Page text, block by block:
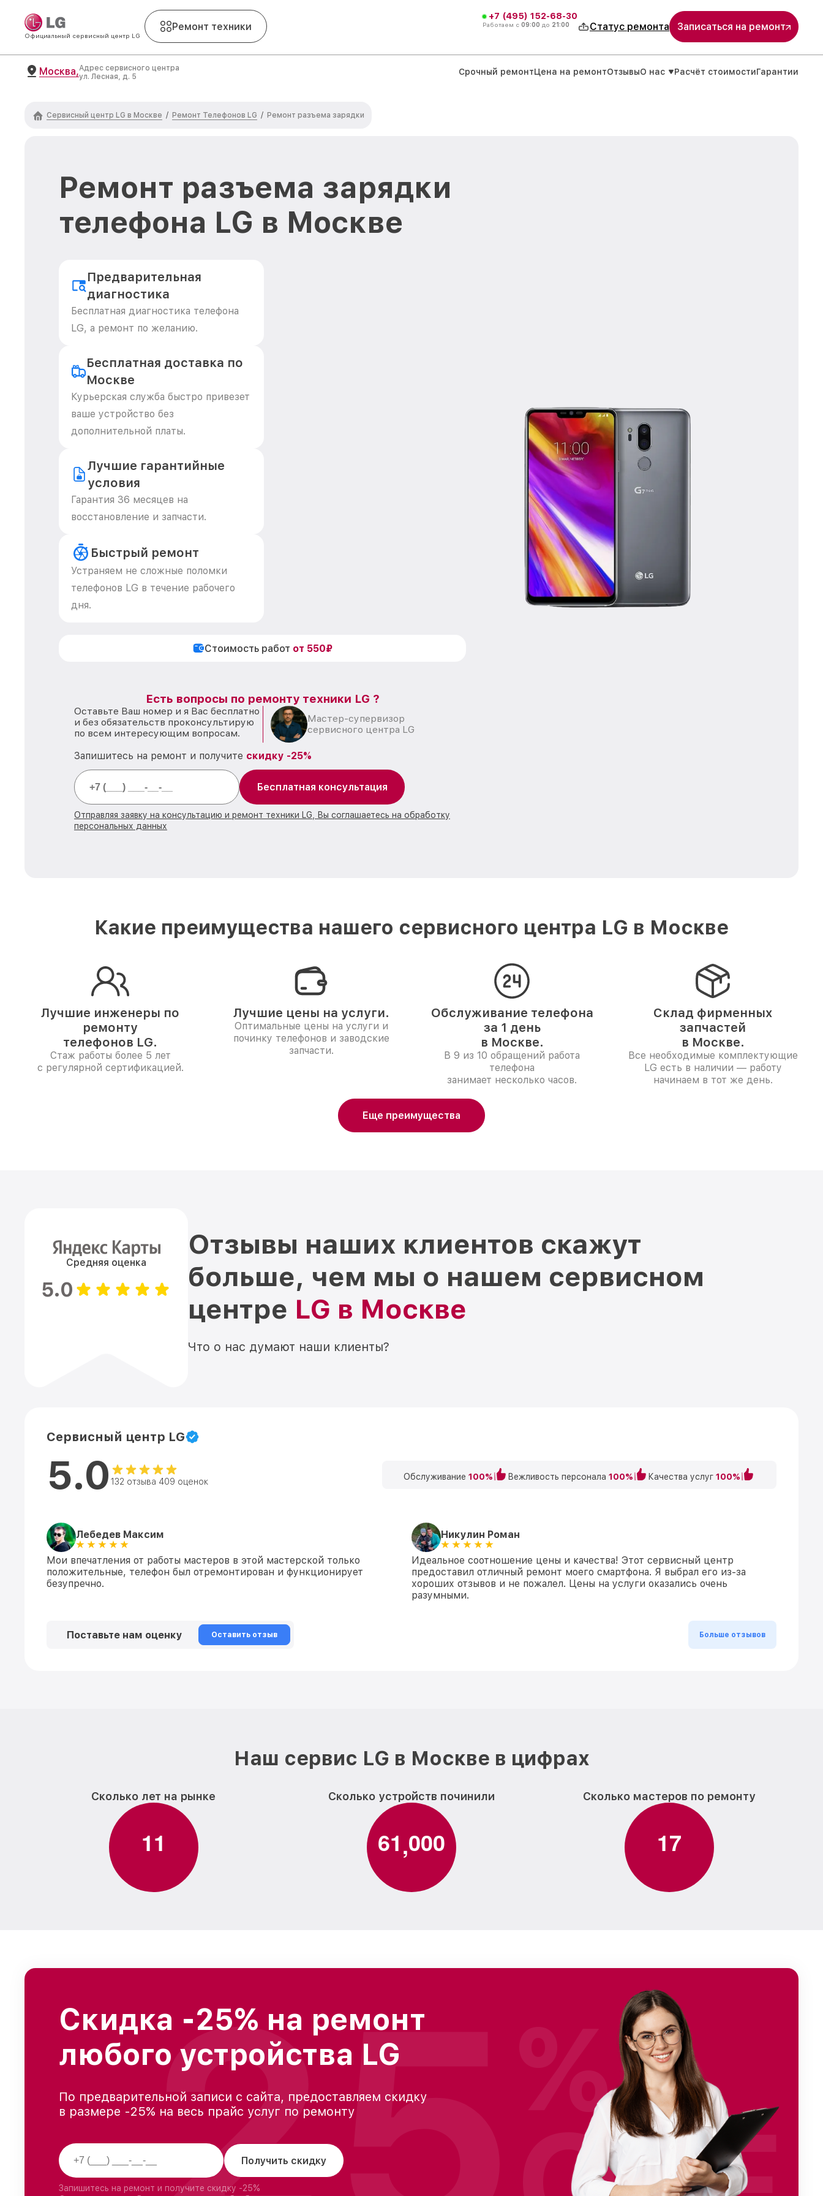
Официальный сервисный центр LG
Ремонт техники
+7 (495) 152-68-30
Работаем с 09:00 до 21:00 Статус ремонта Записаться на ремонт
Москва,Адрес сервисного центра
ул. Лесная, д. 5
Срочный ремонтЦена на ремонтОтзывыО нас Расчёт стоимостиГарантии
Сервисный центр LG в Москве / Ремонт Телефонов LG / Ремонт разъема зарядки
Ремонт разъема зарядки
телефона LG в Москве
Предварительная
диагностика
Бесплатная диагностика телефона
LG, а ремонт по желанию.
Бесплатная доставка по
Москве
Курьерская служба быстро привезет
ваше устройство без
дополнительной платы.
Лучшие гарантийные
условия
Гарантия 36 месяцев на
восстановление и запчасти.
Быстрый ремонт
Устраняем не сложные поломки
телефонов LG в течение рабочего
дня.
Стоимость работ от 550₽
Есть вопросы по ремонту техники LG ?
Оставьте Ваш номер и я Вас бесплатно
и без обязательств проконсультирую
по всем интересующим вопросам.
Мастер-супервизор
сервисного центра LG
Запишитесь на ремонт и получите скидку -25%
Бесплатная консультация
Отправляя заявку на консультацию и ремонт техники LG, Вы соглашаетесь на обработку
персональных данных
Какие преимущества нашего сервисного центра LG в Москве
Лучшие инженеры по
ремонту
телефонов LG.
Стаж работы более 5 лет
с регулярной сертификацией.
Лучшие цены на услуги.
Оптимальные цены на услуги и
починку телефонов и заводские
запчасти.
Обслуживание телефона
за 1 день
в Москве.
В 9 из 10 обращений работа
телефона
занимает несколько часов.
Склад фирменных
запчастей
в Москве.
Все необходимые комплектующие
LG есть в наличии — работу
начинаем в тот же день.
Еще преимущества
Средняя оценка
5.0
Отзывы наших клиентов скажут
больше, чем мы о нашем сервисном
центре LG в Москве
Что о нас думают наши клиенты?
Сервисный центр LG
5.0 132 отзыва 409 оценок Обслуживание 100% Вежливость персонала 100% Качества услуг 100%
Лебедев Максим
Мои впечатления от работы мастеров в этой мастерской только
положительные, телефон был отремонтирован и функционирует
безупречно.
Никулин Роман
Идеальное соотношение цены и качества! Этот сервисный центр
предоставил отличный ремонт моего смартфона. Я выбрал его из-за
хороших отзывов и не пожалел. Цены на услуги оказались очень
разумными.
Поставьте нам оценку Оставить отзыв Больше отзывов
Наш сервис LG в Москве в цифрах
Сколько лет на рынке
11
Сколько устройств починили
61,000
Сколько мастеров по ремонту
17
Скидка -25% на ремонт
любого устройства LG
По предварительной записи с сайта, предоставляем скидку
в размере -25% на весь прайс услуг по ремонту
Получить скидку
Запишитесь на ремонт и получите скидку -25%
%